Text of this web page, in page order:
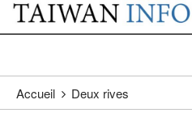
Passer au contenu principal
:::
Accueil Deux rives